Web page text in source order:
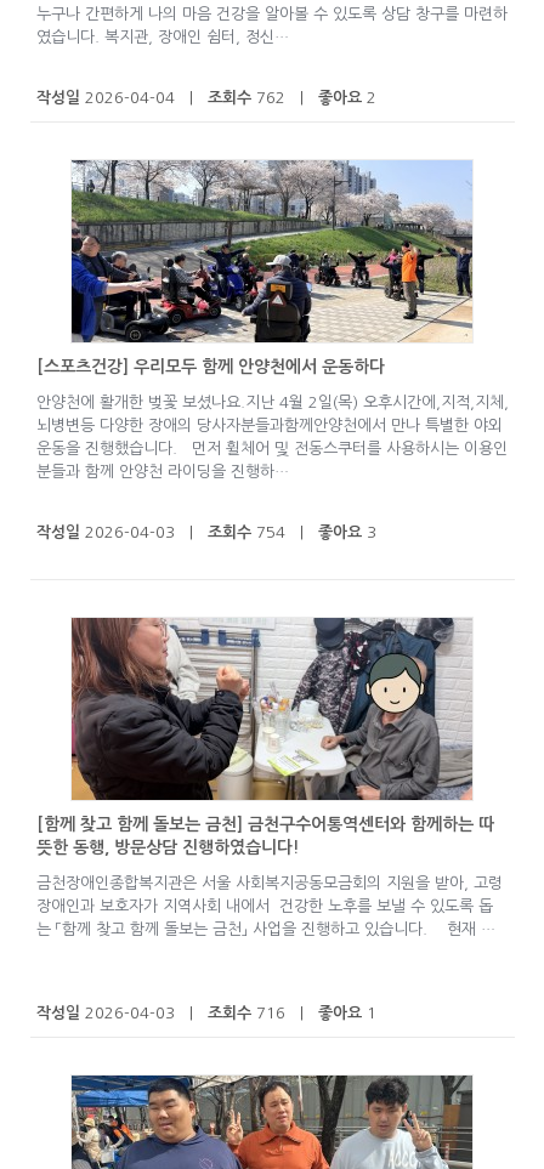
누구나 간편하게 나의 마음 건강을 알아볼 수 있도록 상담 창구를 마련하
였습니다. 복지관, 장애인 쉼터, 정신…
작성일 2026-04-04 | 조회수762 | 좋아요2
[스포츠건강] 우리모두 함께 안양천에서 운동하다
안양천에 활개한 벚꽃 보셨나요.지난 4월 2일(목) 오후시간에,지적,지체,
뇌병변등 다양한 장애의 당사자분들과함께안양천에서 만나 특별한 야외
운동을 진행했습니다. 먼저 휠체어 및 전동스쿠터를 사용하시는 이용인
분들과 함께 안양천 라이딩을 진행하…
작성일 2026-04-03 | 조회수754 | 좋아요3
[함께 찾고 함께 돌보는 금천] 금천구수어통역센터와 함께하는 따
뜻한 동행, 방문상담 진행하였습니다!
금천장애인종합복지관은 서울 사회복지공동모금회의 지원을 받아, 고령
장애인과 보호자가 지역사회 내에서 건강한 노후를 보낼 수 있도록 돕
는 「함께 찾고 함께 돌보는 금천」 사업을 진행하고 있습니다. 현재 …
작성일 2026-04-03 | 조회수716 | 좋아요1